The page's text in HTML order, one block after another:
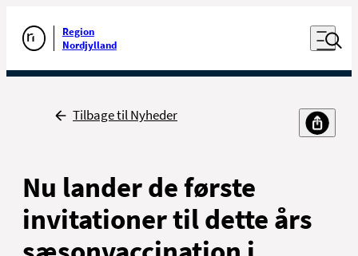
Gå til forsiden
Region
Nordjylland
Åben
Udfør søgning
Til sundhedsfaglige
Tilbage til Nyheder
Nu lander de første
invitationer til dette års